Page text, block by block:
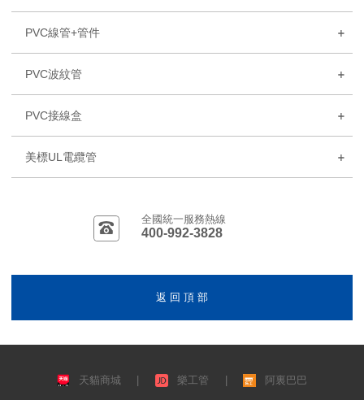
PVC線管+管件
PVC波紋管
PVC接線盒
美標UL電纜管
全國統一服務熱線
400-992-3828
返 回 頂 部
天貓商城 樂工管 阿裏巴巴